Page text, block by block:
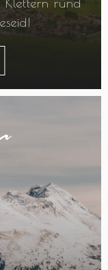
Klettern rund